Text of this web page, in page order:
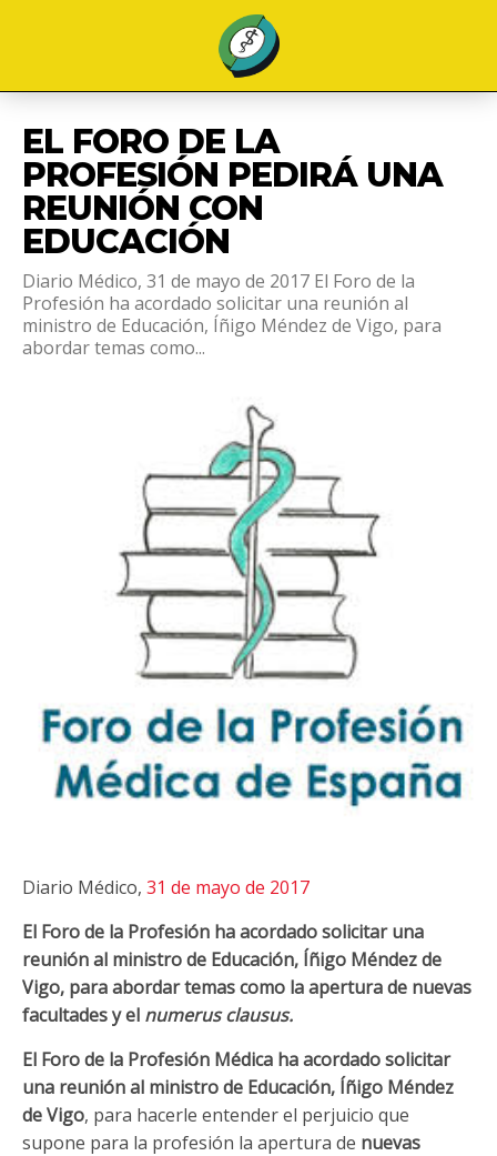
EL FORO DE LA
PROFESIÓN PEDIRÁ UNA
REUNIÓN CON
EDUCACIÓN
Diario Médico, 31 de mayo de 2017 El Foro de la
Profesión ha acordado solicitar una reunión al
ministro de Educación, Íñigo Méndez de Vigo, para
abordar temas como...
Diario Médico, 31 de mayo de 2017
El Foro de la Profesión ha acordado solicitar una
reunión al ministro de Educación, Íñigo Méndez de
Vigo, para abordar temas como la apertura de nuevas
facultades y el numerus clausus.
El Foro de la Profesión Médica ha acordado solicitar
una reunión al ministro de Educación, Íñigo Méndez
de Vigo, para hacerle entender el perjuicio que
supone para la profesión la apertura de nuevas